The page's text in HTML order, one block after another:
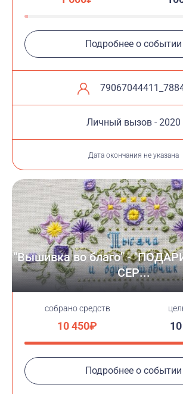
Подробнее о событии
Личный вызов - 2020
Дата окончания не указана
"Вышивка во благо" -
СЕР...
cобрано средств
10 450₽
Подробнее о событии